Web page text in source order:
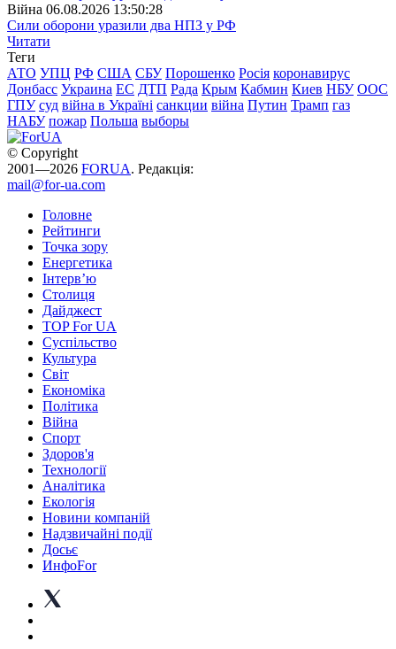
Війна 06.08.2026 13:50:28
Сили оборони уразили два НПЗ у РФ
Читати
Теги
АТО УПЦ РФ США СБУ Порошенко Росія коронавирус
Донбасс Украина ЕС ДТП Рада Крым Кабмин Киев НБУ ООС
ГПУ суд війна в Україні санкции війна Путин Трамп газ
НАБУ пожар Польша выборы
© Copyright
2001—2026 FORUA. Редакція:
mail@for-ua.com
Головне
Рейтинги
Точка зору
Енергетика
Інтерв’ю
Столиця
Дайджест
TOP For UA
Суспiльство
Культура
Світ
Економіка
Політика
Війна
Спорт
Здоров'я
Технології
Аналітика
Екологія
Новини компаній
Надзвичайні події
Досьє
ИнфоFor